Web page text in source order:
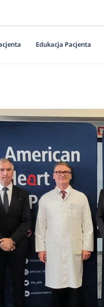
Edukacja Pacjenta